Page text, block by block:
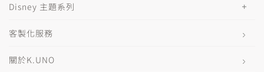
Disney 主題系列
客製化服務
關於K.UNO